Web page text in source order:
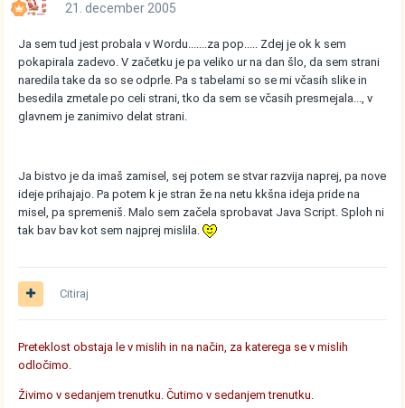
21. december 2005
Ja sem tud jest probala v Wordu.......za pop..... Zdej je ok k sem
pokapirala zadevo. V začetku je pa veliko ur na dan šlo, da sem strani
naredila take da so se odprle. Pa s tabelami so se mi včasih slike in
besedila zmetale po celi strani, tko da sem se včasih presmejala..., v
glavnem je zanimivo delat strani.
Ja bistvo je da imaš zamisel, sej potem se stvar razvija naprej, pa nove
ideje prihajajo. Pa potem k je stran že na netu kkšna ideja pride na
misel, pa spremeniš. Malo sem začela sprobavat Java Script. Sploh ni
tak bav bav kot sem najprej mislila.
Citiraj
Preteklost obstaja le v mislih in na način, za katerega se v mislih
odločimo.
Živimo v sedanjem trenutku. Čutimo v sedanjem trenutku.